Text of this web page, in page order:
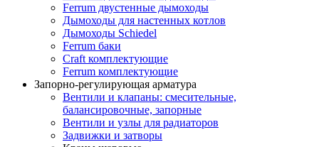
Ferrum двустенные дымоходы
Дымоходы для настенных котлов
Дымоходы Schiedel
Ferrum баки
Craft комплектующие
Ferrum комплектующие
Запорно-регулирующая арматура
Вентили и клапаны: смесительные,
балансировочные, запорные
Вентили и узлы для радиаторов
Задвижки и затворы